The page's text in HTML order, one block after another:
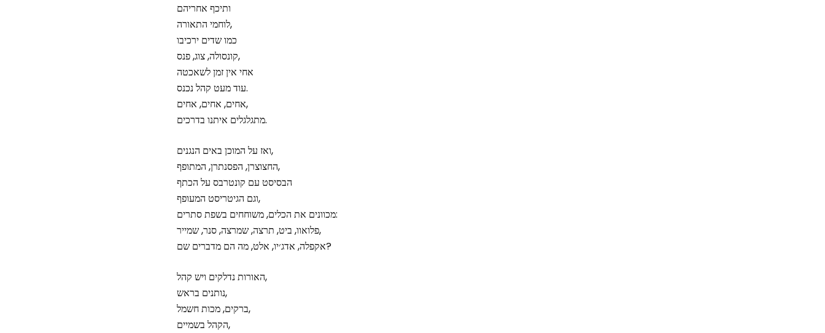
ותיכף אחריהם
לוחמי התאורה,
כמו שדים ירכיבו
קונסולה, צוג, פנס,
אחי אין זמן לשאכטה
עוד מעט קהל נכנס.
אחים, אחים, אחים,
מתגלגלים איתנו בדרכים.
ואז על המוכן באים הנגנים,
החצוצרן, הפסנתרן, המתופף,
הבסיסט עם קונטרבס על הכתף
וגם הגיטריסט המעופף,
מכוונים את הכלים, משוחחים בשפת סתרים:
פלואוו, ביט, תרצה, שמרצה, סנר, שמייר,
אקפלה, אדג׳יו, אלט, מה הם מדברים שם?
האורות נדלקים ויש קהל,
נותנים בראש,
ברקים, מכות חשמל,
הקהל בשמיים,